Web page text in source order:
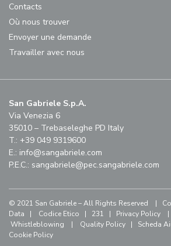
Contacts
Où nous trouver
Envoyer une demande
Travailler avec nous
San Gabriele S.p.A.
Via Venezia 6
35010 – Trebaseleghe PD Italy
T.: +39 049 9319600
E.: info@sangabriele.com
P.E.C.: sangabriele@pec.sangabriele.com
© 2021 San Gabriele – All Rights Reserved |
Data | Codice Etico | 231 | Privacy Policy |
Whistleblowing | Quality Policy | Scheda
Cookie Policy